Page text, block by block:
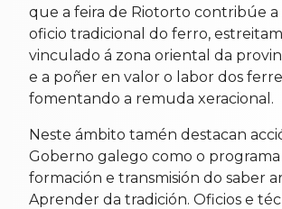
que a feira de Riotorto contribúe
oficio tradicional do ferro,
vinculado á zona oriental da
e a poñer en valor o labor dos
fomentando a remuda xeracional.
Neste ámbito tamén destacan
Goberno galego como o
formación e transmisión do saber
Aprender da tradición. Oficios e